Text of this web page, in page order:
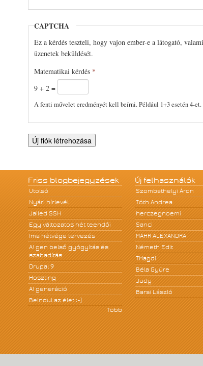
CAPTCHA
Ez a kérdés teszteli, hogy vajon ember-e a látogató,
üzenetek beküldését.
Matematikai kérdés *
9 + 2 =
A fenti művelet eredményét kell beírni. Például 1+3 esetén 4-et.
Friss blogbejegyzések
Utolsó
Nyári hírlevél
Jailed SSH
Egy változatos hét teendői
Ima hétvége tervezés
A! gen belső gyógyítás és
szabadítás
Drupal 9
Hoszting
A! generáció
Beindul az élet :-)
Több
Új felhasználók
Szombathelyi Áron
Tóth Andrea
herczegnoemi
Sanci
MÁHR ALEXANDRA
Németh Edit
TMagdi
Béla Gyüre
Judy
Barsi László